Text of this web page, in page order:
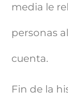
media le
personas
cuenta.
Fin de la